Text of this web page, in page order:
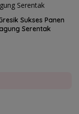
Sukses Panen
Serentak